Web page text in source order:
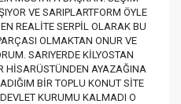
VE SARIPLARTFORM ÖYLE
REALİTE SERPİL OLARAK BU
OLMAKTAN ONUR VE
SARIYERDE KİLYOSTAN
HİSARÜSTÜNDEN AYAZAĞINA
BİR TOPLU KONUT SİTE
KURUMU KALMADI O